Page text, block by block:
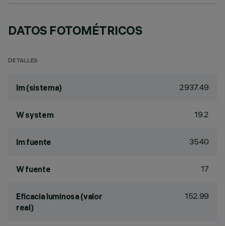
DATOS FOTOMÉTRICOS
DETALLES
lm (sistema) 2937.49
W system 19.2
lm fuente 3540
W fuente 17
Eficacia luminosa (valor
real)
152.99